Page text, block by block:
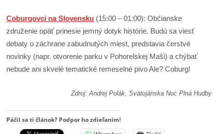
Coburgovci na Slovensku (15:00 – 01:00): Občianske
združenie opäť prinesie jemný dotyk histórie. Budú sa viesť
debaty o záchrane zabudnutých miest, predstavia čerstvé
novinky (napr. otvorenie parku v Pohorelskej Maši) a chýbať
nebude ani skvelé tematické remeselné pivo Ale? Coburg!
Zdroj: Andrej Polák, Svätojánska Noc Plná Hudby
Páčil sa ti článok? Podpor ho zdieľaním!